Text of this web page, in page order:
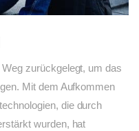
zurückgelegt, um das
Mit dem Aufkommen
die durch
wurden, hat